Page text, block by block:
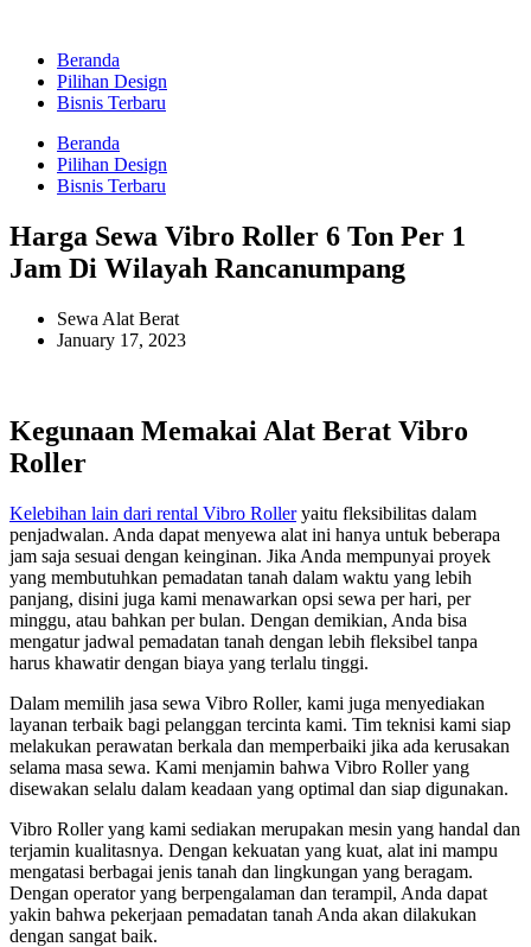
Beranda
Pilihan Design
Bisnis Terbaru
Beranda
Pilihan Design
Bisnis Terbaru
Harga Sewa Vibro Roller 6 Ton Per 1
Jam Di Wilayah Rancanumpang
Sewa Alat Berat
January 17, 2023
Kegunaan Memakai Alat Berat Vibro
Roller
Kelebihan lain dari rental Vibro Rolleryaitu fleksibilitas dalam
penjadwalan. Anda dapat menyewa alat ini hanya untuk beberapa
jam saja sesuai dengan keinginan. Jika Anda mempunyai proyek
yang membutuhkan pemadatan tanah dalam waktu yang lebih
panjang, disini juga kami menawarkan opsi sewa per hari, per
minggu, atau bahkan per bulan. Dengan demikian, Anda bisa
mengatur jadwal pemadatan tanah dengan lebih fleksibel tanpa
harus khawatir dengan biaya yang terlalu tinggi.
Dalam memilih jasa sewa Vibro Roller, kami juga menyediakan
layanan terbaik bagi pelanggan tercinta kami. Tim teknisi kami siap
melakukan perawatan berkala dan memperbaiki jika ada kerusakan
selama masa sewa. Kami menjamin bahwa Vibro Roller yang
disewakan selalu dalam keadaan yang optimal dan siap digunakan.
Vibro Roller yang kami sediakan merupakan mesin yang handal dan
terjamin kualitasnya. Dengan kekuatan yang kuat, alat ini mampu
mengatasi berbagai jenis tanah dan lingkungan yang beragam.
Dengan operator yang berpengalaman dan terampil, Anda dapat
yakin bahwa pekerjaan pemadatan tanah Anda akan dilakukan
dengan sangat baik.